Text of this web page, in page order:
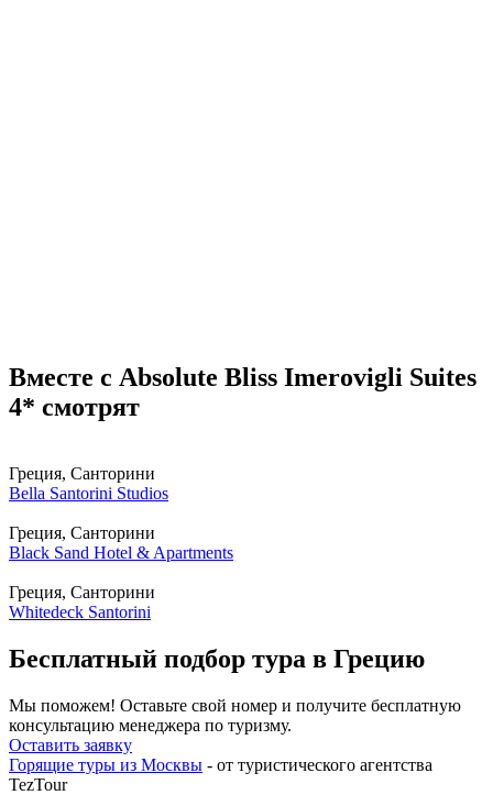
Вместе с Absolute Bliss Imerovigli Suites
4* смотрят
Греция, Санторини
Bella Santorini Studios
Греция, Санторини
Black Sand Hotel & Apartments
Греция, Санторини
Whitedeck Santorini
Бесплатный подбор тура в Грецию
Мы поможем! Оставьте свой номер и получите бесплатную
консультацию менеджера по туризму.
Оставить заявку
Горящие туры из Москвы - от туристического агентства
TezTour